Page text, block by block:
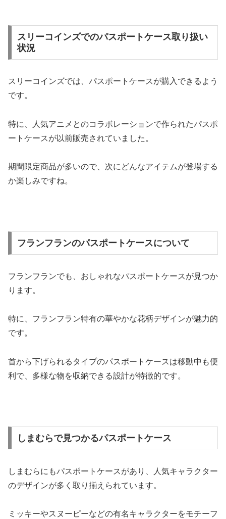
スリーコインズでのパスポートケース取り扱い
状況
スリーコインズでは、パスポートケースが購入できるよう
です。
特に、人気アニメとのコラボレーションで作られたパスポ
ートケースが以前販売されていました。
期間限定商品が多いので、次にどんなアイテムが登場する
か楽しみですね。
フランフランのパスポートケースについて
フランフランでも、おしゃれなパスポートケースが見つか
ります。
特に、フランフラン特有の華やかな花柄デザインが魅力的
です。
首から下げられるタイプのパスポートケースは移動中も便
利で、多様な物を収納できる設計が特徴的です。
しまむらで見つかるパスポートケース
しまむらにもパスポートケースがあり、人気キャラクター
のデザインが多く取り揃えられています。
ミッキーやスヌーピーなどの有名キャラクターをモチーフ